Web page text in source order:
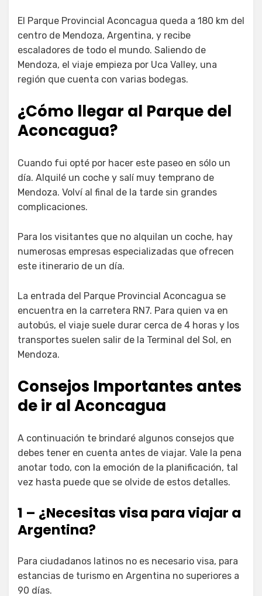
El Parque Provincial Aconcagua queda a 180 km del
centro de Mendoza, Argentina, y recibe
escaladores de todo el mundo. Saliendo de
Mendoza, el viaje empieza por Uca Valley, una
región que cuenta con varias bodegas.
¿Cómo llegar al Parque del
Aconcagua?
Cuando fui opté por hacer este paseo en sólo un
día. Alquilé un coche y salí muy temprano de
Mendoza. Volví al final de la tarde sin grandes
complicaciones.
Para los visitantes que no alquilan un coche, hay
numerosas empresas especializadas que ofrecen
este itinerario de un día.
La entrada del Parque Provincial Aconcagua se
encuentra en la carretera RN7. Para quien va en
autobús, el viaje suele durar cerca de 4 horas y los
transportes suelen salir de la Terminal del Sol, en
Mendoza.
Consejos Importantes antes
de ir al Aconcagua
A continuación te brindaré algunos consejos que
debes tener en cuenta antes de viajar. Vale la pena
anotar todo, con la emoción de la planificación, tal
vez hasta puede que se olvide de estos detalles.
1 – ¿Necesitas visa para viajar a
Argentina?
Para ciudadanos latinos no es necesario visa, para
estancias de turismo en Argentina no superiores a
90 días.